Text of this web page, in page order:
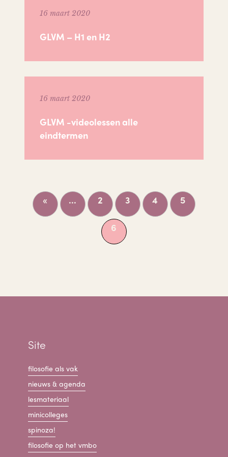
16 maart 2020
GLVM – H1 en H2
16 maart 2020
GLVM -videolessen alle
eindtermen
« ... 2 3 4 5
6
Site
filosofie als vak
nieuws & agenda
lesmateriaal
minicolleges
spinoza!
filosofie op het vmbo